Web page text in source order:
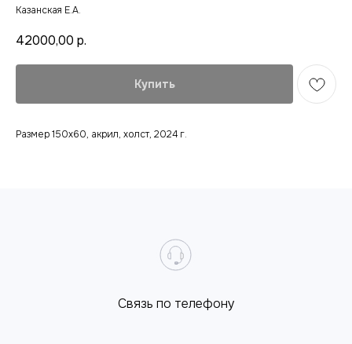
Казанская Е.А.
42000,00 р.
Купить
Размер 150х60, акрил, холст, 2024 г.
Cвязь по телефону